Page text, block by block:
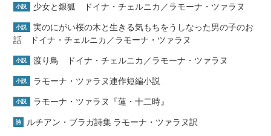
小説 少女と銀狐 ドイナ・チェルニカ／ラモーナ・ツァラヌ
小説
実のにがい桜の木と生きる気もちをうしなった男の子のお
話 ドイナ・チェルニカ／ラモーナ・ツァラヌ
小説 渡り鳥 ドイナ・チェルニカ／ラモーナ・ツァラヌ
小説 ラモーナ・ツァラヌ連作短編小説
小説 ラモーナ・ツァラヌ『蓮・十二時』
詩 ルチアン・ブラガ詩集 ラモーナ・ツァラヌ訳